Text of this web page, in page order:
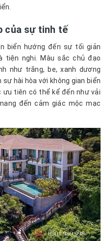
của sự tinh tế
biển hướng đến sự tối giản
tiện nghi. Màu sắc chủ đạo
như trắng, be, xanh dương
hài hòa với không gian biển
ưu tiên có thể kể đến như vải
đến cảm giác mộc mạc